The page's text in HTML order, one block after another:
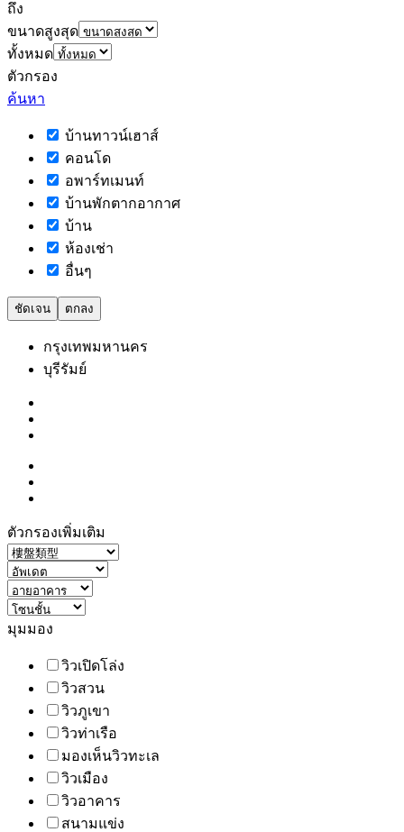
ถึง
ขนาดสูงสุด
ทั้งหมด
ตัวกรอง
ค้นหา
บ้านทาวน์เฮาส์
คอนโด
อพาร์ทเมนท์
บ้านพักตากอากาศ
บ้าน
ห้องเช่า
อื่นๆ
ชัดเจน ตกลง
กรุงเทพมหานคร
บุรีรัมย์
ตัวกรองเพิ่มเติม
มุมมอง
วิวเปิดโล่ง
วิวสวน
วิวภูเขา
วิวท่าเรือ
มองเห็นวิวทะเล
วิวเมือง
วิวอาคาร
สนามแข่ง